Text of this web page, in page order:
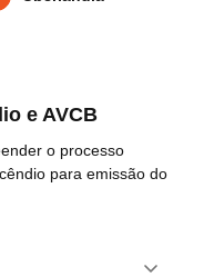
e AVCB
o processo
para emissão do